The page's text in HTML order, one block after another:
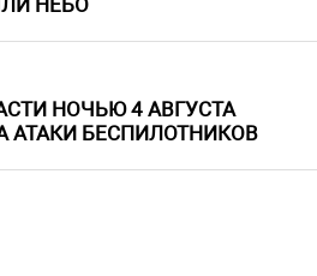
НЕБО
НОЧЬЮ 4 АВГУСТА
АТАКИ БЕСПИЛОТНИКОВ